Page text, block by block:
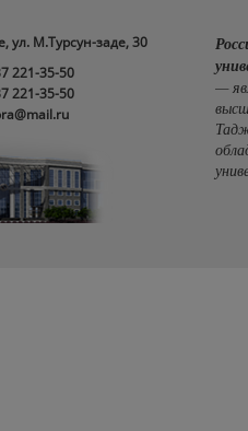
ул. М.Турсун-заде, 30
221-35-50
221-35-50
—